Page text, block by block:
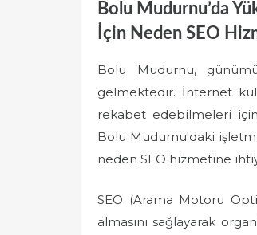
Bolu Mudurnu’da
İçin Neden SEO
Bolu Mudurnu,
gelmektedir. İnternet
rekabet edebilmeleri
Bolu Mudurnu'daki
neden SEO hizmetine
SEO (Arama Motoru
almasını sağlayarak